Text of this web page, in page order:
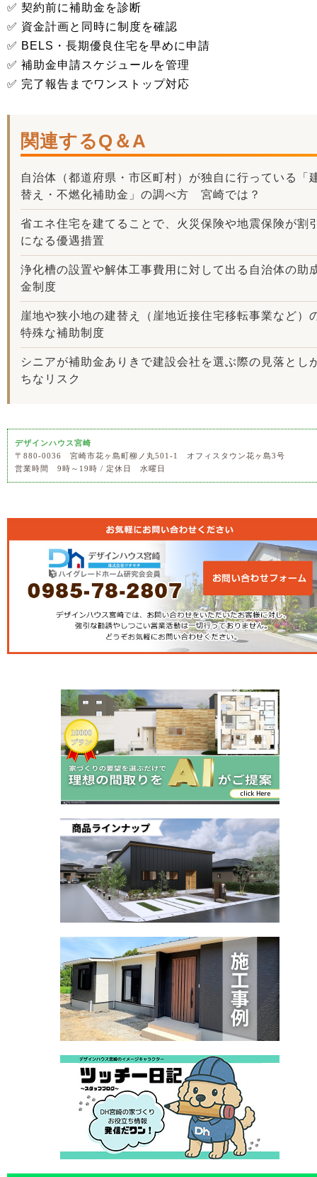
✅ 契約前に補助金を診断
✅ 資金計画と同時に制度を確認
✅ BELS・長期優良住宅を早めに申請
✅ 補助金申請スケジュールを管理
✅ 完了報告までワンストップ対応
関連するQ＆A
自治体（都道府県・市区町村）が独自に行っている「
替え・不燃化補助金」の調べ方 宮崎では？
省エネ住宅を建てることで、火災保険や地震保険が割
になる優遇措置
浄化槽の設置や解体工事費用に対して出る自治体の助
金制度
崖地や狭小地の建替え（崖地近接住宅移転事業など）
特殊な補助制度
シニアが補助金ありきで建設会社を選ぶ際の見落とし
ちなリスク
デザインハウス宮崎
〒880-0036 宮崎市花ヶ島町柳ノ丸501-1 オフィスタウン花ヶ島3号
営業時間 9時～19時 / 定休日 水曜日